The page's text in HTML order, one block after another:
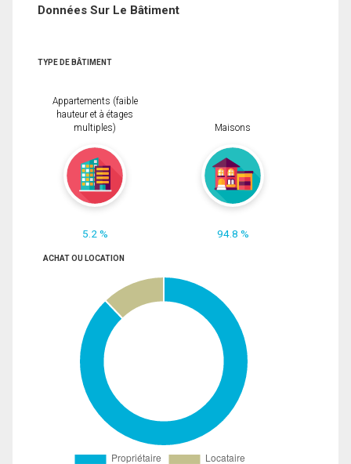
Données Sur Le Bâtiment
TYPE DE BÂTIMENT
Appartements (faible
hauteur et à étages
multiples)
5.2 %
Maisons
94.8 %
ACHAT OU LOCATION